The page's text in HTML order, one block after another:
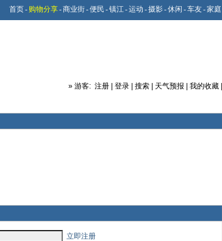
首页- 购物分享-商业街-便民 -镇江-运动 -摄影-休闲 -车友-家庭
» 游客: 注册 登录 搜索 天气预报 我的收藏
立即注册